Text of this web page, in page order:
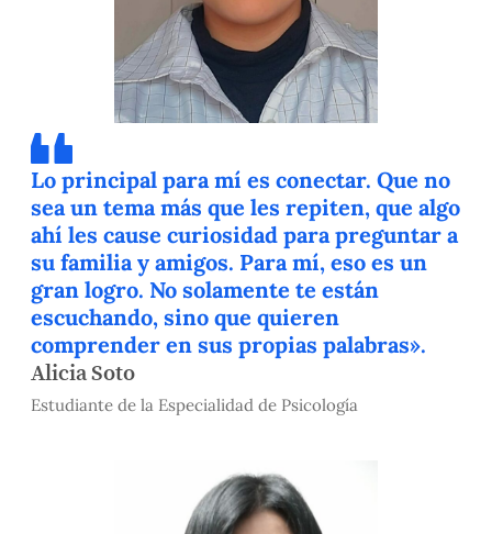
Lo principal para mí es conectar. Que no
sea un tema más que les repiten, que algo
ahí les cause curiosidad para preguntar a
su familia y amigos. Para mí, eso es un
gran logro. No solamente te están
escuchando, sino que quieren
comprender en sus propias palabras».
Alicia Soto
Estudiante de la Especialidad de Psicología